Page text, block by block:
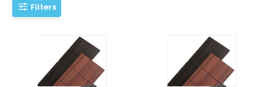
Filters